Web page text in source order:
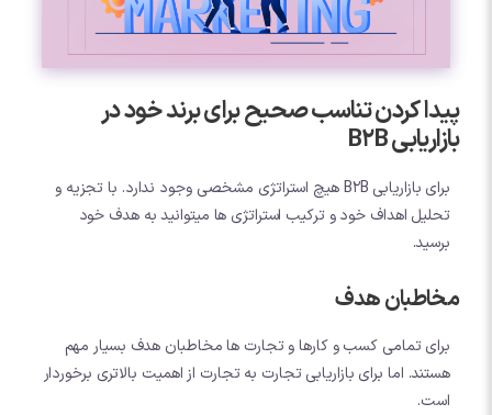
پیدا کردن تناسب صحیح برای برند خود در
بازاریابی B2B
برای بازاریابی B2B هیچ استراتژی مشخصی وجود ندارد. با تجزیه و
تحلیل اهداف خود و ترکیب استراتژی ها میتوانید به هدف خود
برسید.
مخاطبان هدف
برای تمامی کسب و کارها و تجارت ها مخاطبان هدف بسیار مهم
هستند. اما برای بازاریابی تجارت به تجارت از اهمیت بالاتری برخوردار
است.